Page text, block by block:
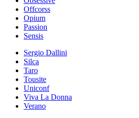
Offcorss
Opium
Passion
Sensis
Sergio Dallini
Silca
Taro
Tousite
Uniconf
Viva La Donna
Verano